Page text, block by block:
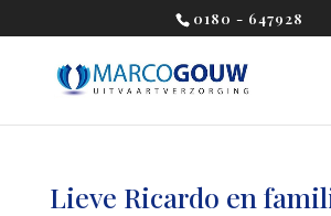
0180 - 647928
Lieve Ricardo en